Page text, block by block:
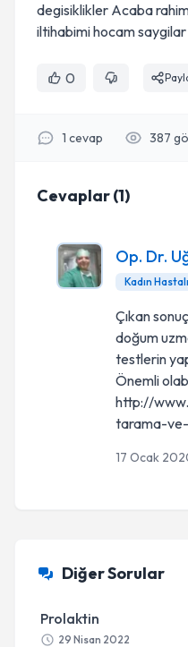
degisiklikler Acaba
iltihabimi hocam saygilar
0
1 cevap 387
Cevaplar(1)
Op. Dr.
Kadın
Çıkan
doğum
testlerin
Önemli
http://
tarama-
17 Ocak
Diğer Sorular
Prolaktin
29 Nisan 2022